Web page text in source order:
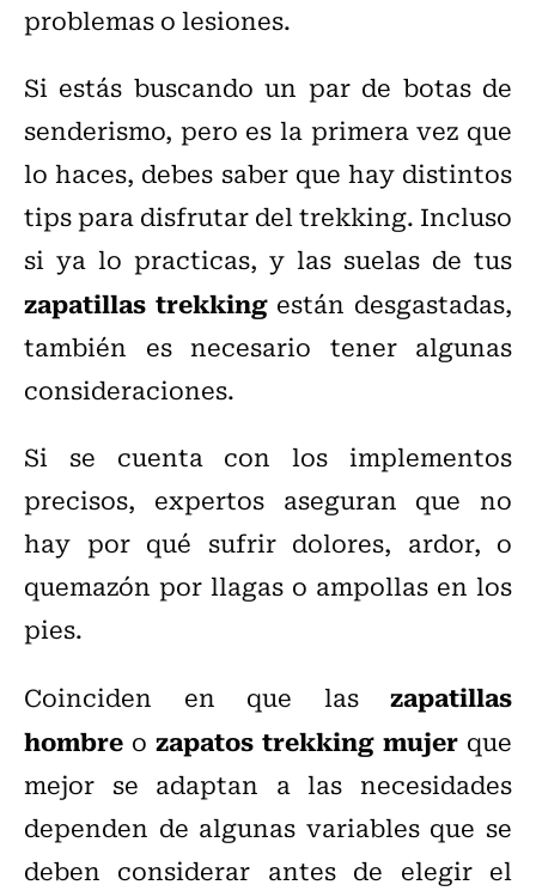
problemas o lesiones.
Si estás buscando un par de botas de
senderismo, pero es la primera vez que
lo haces, debes saber que hay distintos
tips para disfrutar del trekking. Incluso
si ya lo practicas, y las suelas de tus
zapatillas trekkingestán desgastadas,
también es necesario tener algunas
consideraciones.
Si se cuenta con los implementos
precisos, expertos aseguran que no
hay por qué sufrir dolores, ardor, o
quemazón por llagas o ampollas en los
pies.
Coinciden en que las zapatillas
hombre o zapatos trekking mujer que
mejor se adaptan a las necesidades
dependen de algunas variables que se
deben considerar antes de elegir el